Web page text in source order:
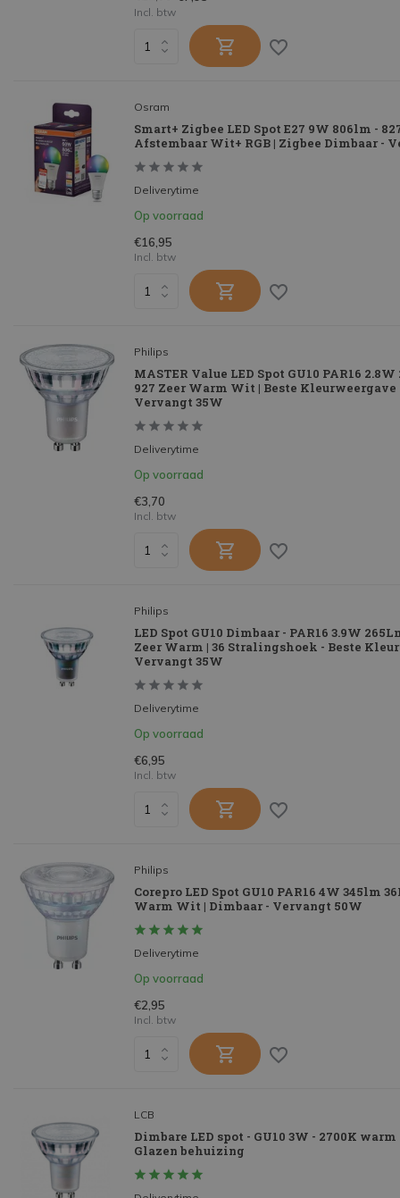
Incl. btw
Osram
Smart+ Zigbee LED Spot E27 9W 806lm -
Afstembaar Wit+ RGB | Zigbee Dimbaar -
Deliverytime
Op voorraad
€16,95
Incl. btw
Philips
MASTER Value LED Spot GU10 PAR16
927 Zeer Warm Wit | Beste Kleurweergave
Vervangt 35W
Deliverytime
Op voorraad
€3,70
Incl. btw
Philips
LED Spot GU10 Dimbaar - PAR16 3.9W
Zeer Warm | 36 Stralingshoek - Beste
Vervangt 35W
Deliverytime
Op voorraad
€6,95
Incl. btw
Philips
Corepro LED Spot GU10 PAR16 4W 345lm
Warm Wit | Dimbaar - Vervangt 50W
Deliverytime
Op voorraad
€2,95
Incl. btw
LCB
Dimbare LED spot - GU10 3W - 2700K
Glazen behuizing